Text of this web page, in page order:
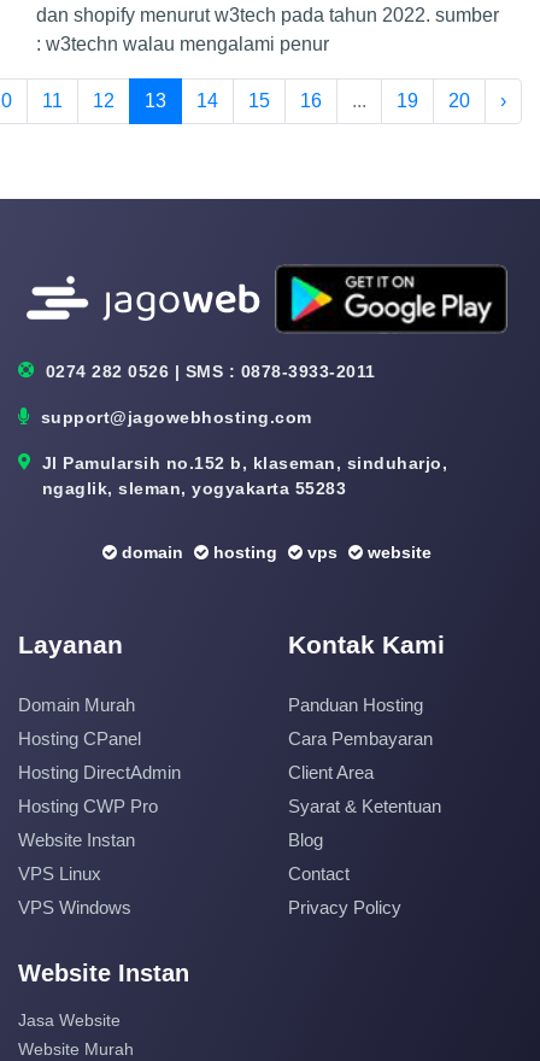
dan shopify menurut w3tech pada tahun 2022. sumber
: w3techn walau mengalami penur
11 12 13 14 15 16 ... 19 20 ›
0274 282 0526 | SMS : 0878-3933-2011
support@jagowebhosting.com
Jl Pamularsih no.152 b, klaseman, sinduharjo,
ngaglik, sleman, yogyakarta 55283
domain hosting vps website
Layanan
Domain Murah
Hosting CPanel
Hosting DirectAdmin
Hosting CWP Pro
Website Instan
VPS Linux
VPS Windows
Kontak Kami
Panduan Hosting
Cara Pembayaran
Client Area
Syarat & Ketentuan
Blog
Contact
Privacy Policy
Website Instan
Jasa Website
Website Murah